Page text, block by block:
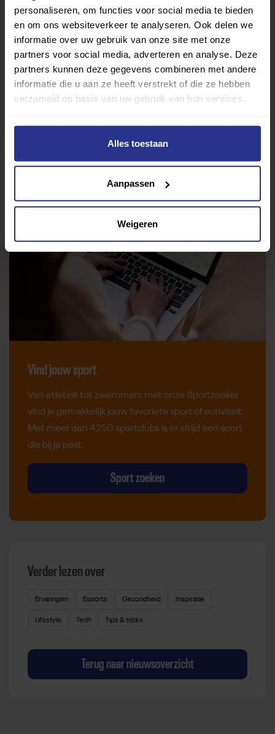
personaliseren, om functies voor social media te bieden
en om ons websiteverkeer te analyseren. Ook delen we
informatie over uw gebruik van onze site met onze
partners voor social media, adverteren en analyse. Deze
partners kunnen deze gegevens combineren met andere
informatie die u aan ze heeft verstrekt of die ze hebben
verzameld op basis van uw gebruik van hun services.
Alles toestaan
Aanpassen
Weigeren
waarbij je een hoop gezelligheid vindt met mede-
jou in de buurt zijn voor een proefles of lidmaatschap?
Deel dit bericht
Vind jouw sport
Van atletiek tot zwemmen: met onze Sportzoeker
vind je gemakkelijk jouw favoriete sport of activiteit.
Met meer dan 4250 sportclubs is er altijd een sport
die bij je past.
Sport zoeken
Verder lezen over
Ervaringen Esports Gezondheid Inspiratie
Lifestyle Tech Tips & tricks
Terug naar nieuwsoverzicht